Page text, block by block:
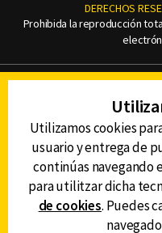
DERECHOS
Prohibida la reproducción
AVISO
Utilizamos cookies
usuario y entrega de
continúas navegando
para utilitzar dicha
de cookies. Puedes